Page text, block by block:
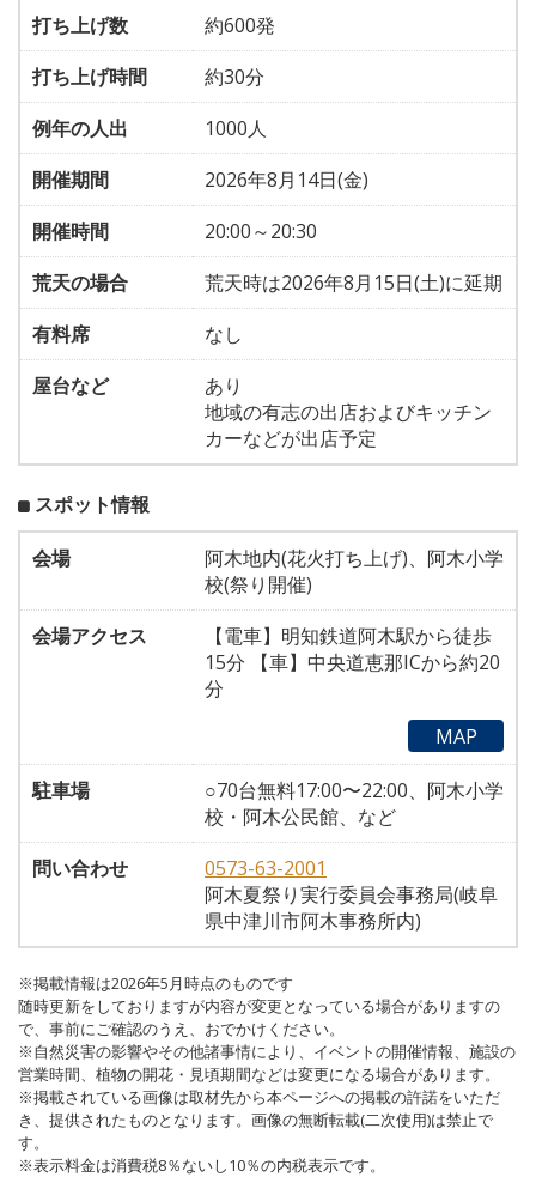
打ち上げ数
約600発
打ち上げ時間
約30分
例年の人出
1000人
開催期間
2026年8月14日(金)
開催時間
20:00～20:30
荒天の場合
荒天時は2026年8月15日(土)に延期
有料席
なし
屋台など
あり
地域の有志の出店およびキッチン
カーなどが出店予定
スポット情報
会場
阿木地内(花火打ち上げ)、阿木小学
校(祭り開催)
会場アクセス
【電車】明知鉄道阿木駅から徒歩
15分 【車】中央道恵那ICから約20
分
MAP
駐車場
○70台無料17:00〜22:00、阿木小学
校・阿木公民館、など
問い合わせ
0573-63-2001
阿木夏祭り実行委員会事務局(岐阜
県中津川市阿木事務所内)
※掲載情報は2026年5月時点のものです
随時更新をしておりますが内容が変更となっている場合がありますの
で、事前にご確認のうえ、おでかけください。
※自然災害の影響やその他諸事情により、イベントの開催情報、施設の
営業時間、植物の開花・見頃期間などは変更になる場合があります。
※掲載されている画像は取材先から本ページへの掲載の許諾をいただ
き、提供されたものとなります。画像の無断転載(二次使用)は禁止で
す。
※表示料金は消費税8％ないし10％の内税表示です。